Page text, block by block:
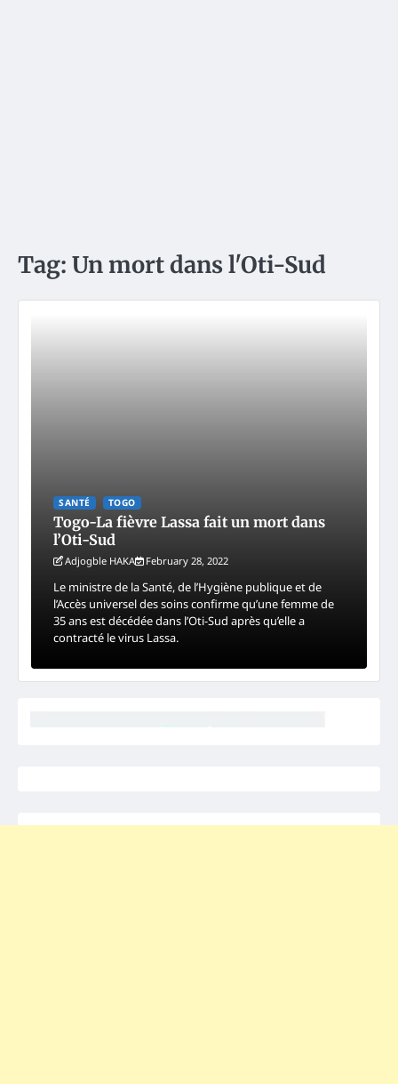
Tag: Un mort dans l'Oti-Sud
SANTÉ TOGO
Togo-La fièvre Lassa fait un mort dans
l’Oti-Sud
Adjogble HAKA February 28, 2022
Le ministre de la Santé, de l’Hygiène publique et de
l’Accès universel des soins confirme qu’une femme de
35 ans est décédée dans l’Oti-Sud après qu’elle a
contracté le virus Lassa.